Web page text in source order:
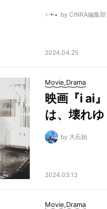
by CINRA編集部
2024.04.25
Movie,Drama
映画『i ai
は、壊れ
by 大石始
2024.03.13
Movie,Drama